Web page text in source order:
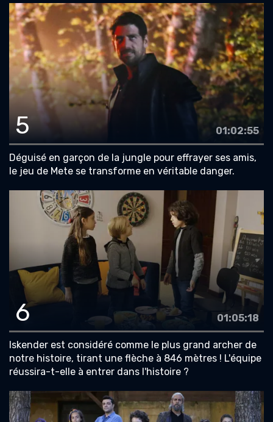
5 01:02:55
Déguisé en garçon de la jungle pour effrayer ses amis,
le jeu de Mete se transforme en véritable danger.
6 01:05:18
Iskender est considéré comme le plus grand archer de
notre histoire, tirant une flèche à 846 mètres ! L'équipe
réussira-t-elle à entrer dans l'histoire ?